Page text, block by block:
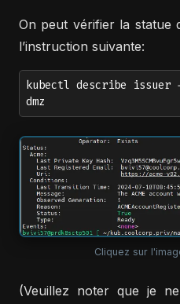
On peut vérifier la statue
l’instruction suivante:
kubectl describe issuer -
dmz
Cliquez sur
(Veuillez noter que je